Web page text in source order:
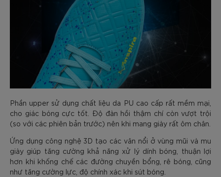
Phần upper sử dụng chất liệu da PU cao cấp rất mềm mại,
cho giác bóng cực tốt. Độ đàn hồi thậm chí còn vượt trội
(so với các phiên bản trước) nên khi mang giày rất ôm chân.
Ứng dụng công nghệ 3D tạo các vân nổi ở vùng mũi và mu
giày giúp tăng cường khả năng xử lý dính bóng, thuận lợi
hơn khi khống chế các đường chuyền bổng, rê bóng, cũng
như tăng cường lực, độ chính xác khi sút bóng.